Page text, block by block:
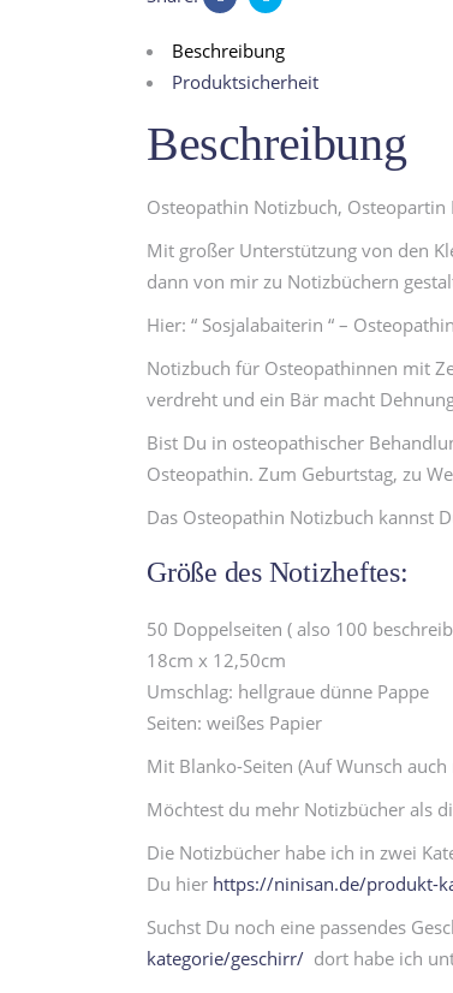
Beschreibung
Produktsicherheit
Beschreibung
Osteopathin Notizbuch,
Mit großer Unterstützung von den
dann von mir zu Notizbüchern
Hier: “ Sosjalabaiterin “ – Osteopathin
Notizbuch für Osteopathinnen mit
verdreht und ein Bär macht
Bist Du in osteopathischer
Osteopathin. Zum Geburtstag, zu
Das Osteopathin Notizbuch kannst
Größe des Notizheftes:
50 Doppelseiten ( also 100
18cm x 12,50cm
Umschlag: hellgraue dünne Pappe
Seiten: weißes Papier
Mit Blanko-Seiten (Auf Wunsch
Möchtest du mehr Notizbücher als
Die Notizbücher habe ich in zwei
Du hier https://ninisan.de/produkt-
Suchst Du noch eine passendes
kategorie/geschirr/ dort habe ich